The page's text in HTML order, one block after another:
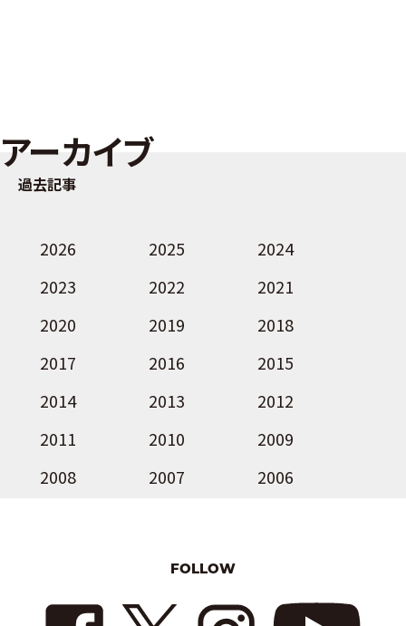
アーカイブ
過去記事
2026 2025
2024
2023
2022
2021
2020
2019
2018
2017
2016
2015
2014
2013
2012
2011
2010
2009
2008
2007 2006
FOLLOW